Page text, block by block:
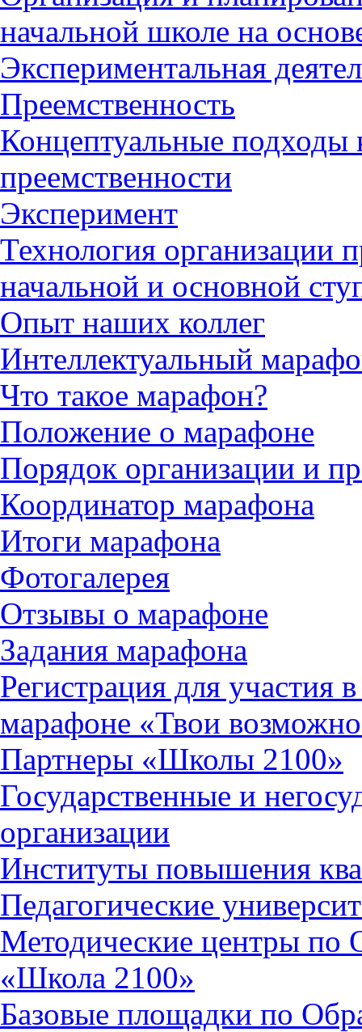
начальной школе на
Экспериментальная
Преемственность
Концептуальные
преемственности
Эксперимент
Технология организации
начальной и основной
Опыт наших коллег
Интеллектуальный
Что такое марафон?
Положение о марафоне
Порядок организации и
Координатор марафона
Итоги марафона
Фотогалерея
Отзывы о марафоне
Задания марафона
Регистрация для участия
марафоне «Твои
Партнеры «Школы 2100»
Государственные и
организации
Институты повышения
Педагогические
Методические центры по
«Школа 2100»
Базовые площадки по